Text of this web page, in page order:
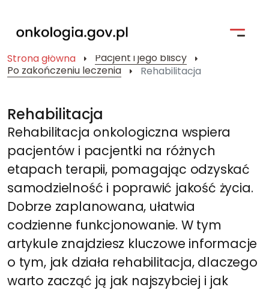
Strona główna
Profilaktyka
Pacjent i jego bliscy
Kompendium Chorób Nowotworowych
Badania kliniczne
Narodowa Strategia Onkologiczna
Wyszukiwarka
Strona główna
Pacjent i jego bliscy
Po zakończeniu leczenia
Rehabilitacja
Rehabilitacja
Rehabilitacja onkologiczna wspiera
pacjentów i pacjentki na różnych
etapach terapii, pomagając odzyskać
samodzielność i poprawić jakość życia.
Dobrze zaplanowana, ułatwia
codzienne funkcjonowanie. W tym
artykule znajdziesz kluczowe informacje
o tym, jak działa rehabilitacja, dlaczego
warto zacząć ją jak najszybciej i jak